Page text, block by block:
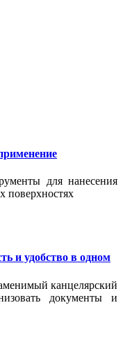
для нанесения
поверхностях
и удобство в одном
канцелярский
документы и